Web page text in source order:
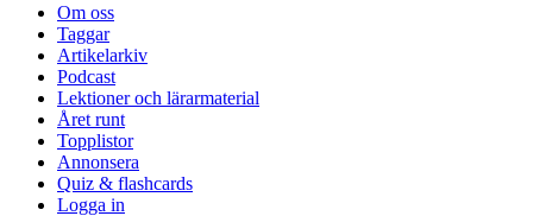
Om oss
Taggar
Artikelarkiv
Podcast
Lektioner och lärarmaterial
Året runt
Topplistor
Annonsera
Quiz & flashcards
Logga in